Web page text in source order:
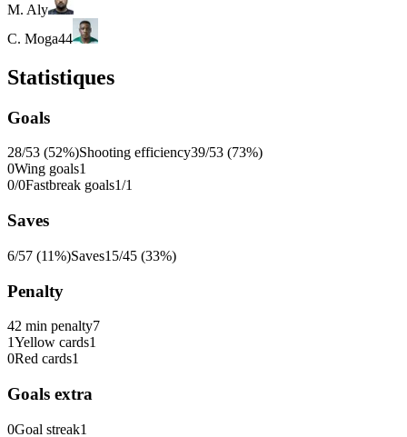
M. Aly
C. Moga44
Statistiques
Goals
28/53 (52%)Shooting efficiency39/53 (73%)
0Wing goals1
0/0Fastbreak goals1/1
Saves
6/57 (11%)Saves15/45 (33%)
Penalty
42 min penalty7
1Yellow cards1
0Red cards1
Goals extra
0Goal streak1